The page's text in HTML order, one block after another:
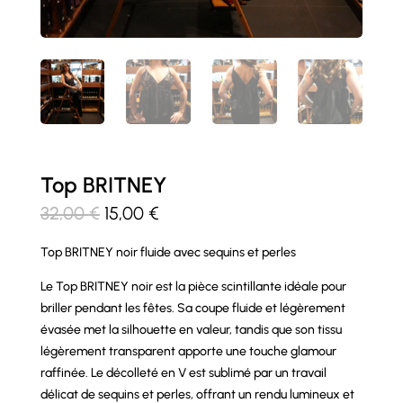
Top BRITNEY
32,00€ Le
initial
était :
32,00 €.
15,00 €Le
actuel
est :
15,00 €.
Top BRITNEY noir fluide avec sequins et perles
Le Top BRITNEY noir est la pièce scintillante idéale pour
briller pendant les fêtes. Sa coupe fluide et légèrement
évasée met la silhouette en valeur, tandis que son tissu
légèrement transparent apporte une touche glamour
raffinée. Le décolleté en V est sublimé par un travail
délicat de sequins et perles, offrant un rendu lumineux et